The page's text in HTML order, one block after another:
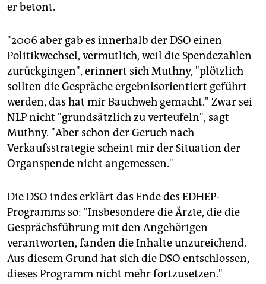
er betont.
"2006 aber gab es innerhalb der DSO einen
Politikwechsel, vermutlich, weil die Spendezahlen
zurückgingen", erinnert sich Muthny, "plötzlich
sollten die Gespräche ergebnisorientiert geführt
werden, das hat mir Bauchweh gemacht." Zwar sei
NLP nicht "grundsätzlich zu verteufeln", sagt
Muthny. "Aber schon der Geruch nach
Verkaufsstrategie scheint mir der Situation der
Organspende nicht angemessen."
Die DSO indes erklärt das Ende des EDHEP-
Programms so: "Insbesondere die Ärzte, die die
Gesprächsführung mit den Angehörigen
verantworten, fanden die Inhalte unzureichend.
Aus diesem Grund hat sich die DSO entschlossen,
dieses Programm nicht mehr fortzusetzen."